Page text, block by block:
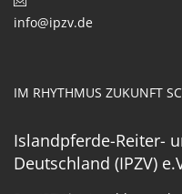
info@ipzv.de
IM RHYTHMUS ZUKUNFT
Islandpferde-Reiter-
Deutschland (IPZV)